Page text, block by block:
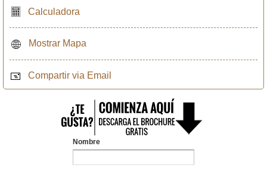
Calculadora
Mostrar Mapa
Compartir via Email
Nombre